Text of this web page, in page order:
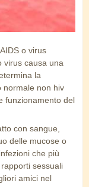
o virus
virus causa una
la
normale non hiv
funzionamento del
con sangue,
delle mucose o
che più
sessuali
amici nel